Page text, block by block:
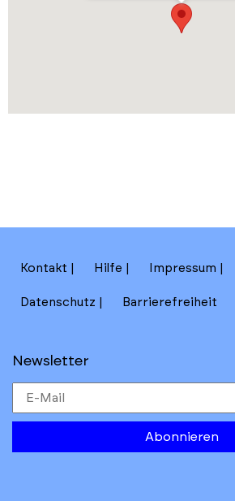
Kontakt Hilfe Impressum
Datenschutz Barrierefreiheit
Newsletter
Abonnieren